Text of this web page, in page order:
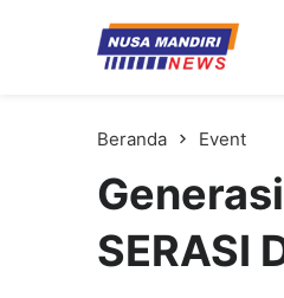
Kampus
Universitas Nusa Mandiri
Beranda Event
SERASI